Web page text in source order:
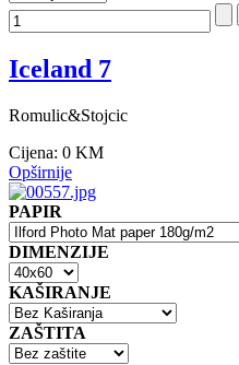
Iceland 7
Romulic&Stojcic
Cijena: 0 KM
Opširnije
PAPIR
DIMENZIJE
KAŠIRANJE
ZAŠTITA